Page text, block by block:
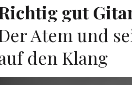
gut
Atem und
den Klang